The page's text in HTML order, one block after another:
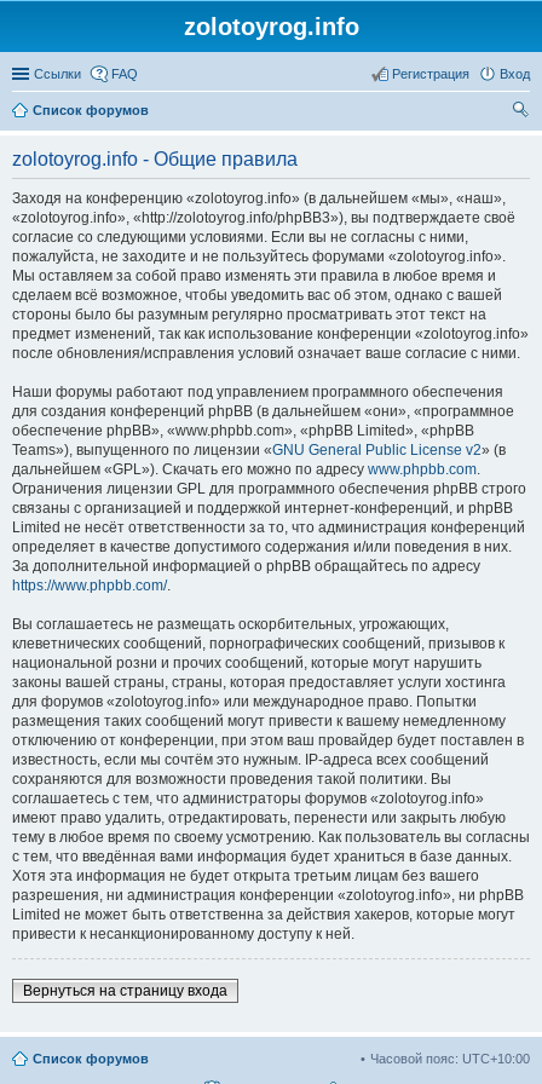
zolotoyrog.info
Ссылки FAQ Вход
Регистрация
Список форумов
zolotoyrog.info - Общие правила
Заходя на конференцию «zolotoyrog.info» (в дальнейшем «мы», «наш»,
«zolotoyrog.info», «http://zolotoyrog.info/phpBB3»), вы подтверждаете своё
согласие со следующими условиями. Если вы не согласны с ними,
пожалуйста, не заходите и не пользуйтесь форумами «zolotoyrog.info».
Мы оставляем за собой право изменять эти правила в любое время и
сделаем всё возможное, чтобы уведомить вас об этом, однако с вашей
стороны было бы разумным регулярно просматривать этот текст на
предмет изменений, так как использование конференции «zolotoyrog.info»
после обновления/исправления условий означает ваше согласие с ними.
Наши форумы работают под управлением программного обеспечения
для создания конференций phpBB (в дальнейшем «они», «программное
обеспечение phpBB», «www.phpbb.com», «phpBB Limited», «phpBB
Teams»), выпущенного по лицензии «GNU General Public License v2» (в
дальнейшем «GPL»). Скачать его можно по адресу www.phpbb.com.
Ограничения лицензии GPL для программного обеспечения phpBB строго
связаны с организацией и поддержкой интернет-конференций, и phpBB
Limited не несёт ответственности за то, что администрация конференций
определяет в качестве допустимого содержания и/или поведения в них.
За дополнительной информацией о phpBB обращайтесь по адресу
https://www.phpbb.com/.
Вы соглашаетесь не размещать оскорбительных, угрожающих,
клеветнических сообщений, порнографических сообщений, призывов к
национальной розни и прочих сообщений, которые могут нарушить
законы вашей страны, страны, которая предоставляет услуги хостинга
для форумов «zolotoyrog.info» или международное право. Попытки
размещения таких сообщений могут привести к вашему немедленному
отключению от конференции, при этом ваш провайдер будет поставлен в
известность, если мы сочтём это нужным. IP-адреса всех сообщений
сохраняются для возможности проведения такой политики. Вы
соглашаетесь с тем, что администраторы форумов «zolotoyrog.info»
имеют право удалить, отредактировать, перенести или закрыть любую
тему в любое время по своему усмотрению. Как пользователь вы согласны
с тем, что введённая вами информация будет храниться в базе данных.
Хотя эта информация не будет открыта третьим лицам без вашего
разрешения, ни администрация конференции «zolotoyrog.info», ни phpBB
Limited не может быть ответственна за действия хакеров, которые могут
привести к несанкционированному доступу к ней.
Вернуться на страницу входа
Список форумов Часовой пояс: UTC+10:00